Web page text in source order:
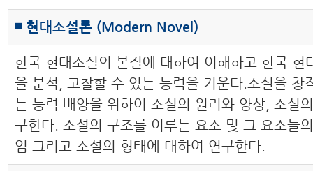
◾ 현대소설론 (Modern Novel)
한국 현대소설의 본질에 대하여 이해하고 한국 현
을 분석, 고찰할 수 있는 능력을 키운다.소설을 창
는 능력 배양을 위하여 소설의 원리와 양상, 소설
구한다. 소설의 구조를 이루는 요소 및 그 요소들
임 그리고 소설의 형태에 대하여 연구한다.